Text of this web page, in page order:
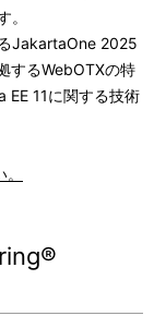
。
JakartaOne 2025
するWebOTXの特
EE 11に関する技術